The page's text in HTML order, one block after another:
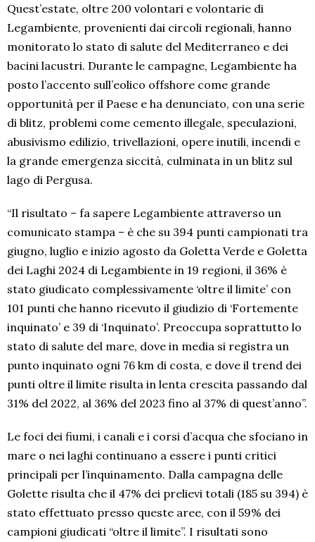
Quest’estate, oltre 200 volontari e volontarie di
Legambiente, provenienti dai circoli regionali, hanno
monitorato lo stato di salute del Mediterraneo e dei
bacini lacustri. Durante le campagne, Legambiente ha
posto l’accento sull’eolico offshore come grande
opportunità per il Paese e ha denunciato, con una serie
di blitz, problemi come cemento illegale, speculazioni,
abusivismo edilizio, trivellazioni, opere inutili, incendi e
la grande emergenza siccità, culminata in un blitz sul
lago di Pergusa.
“Il risultato – fa sapere Legambiente attraverso un
comunicato stampa – è che su 394 punti campionati tra
giugno, luglio e inizio agosto da Goletta Verde e Goletta
dei Laghi 2024 di Legambiente in 19 regioni, il 36% è
stato giudicato complessivamente ‘oltre il limite’ con
101 punti che hanno ricevuto il giudizio di ‘Fortemente
inquinato’ e 39 di ‘Inquinato’. Preoccupa soprattutto lo
stato di salute del mare, dove in media si registra un
punto inquinato ogni 76 km di costa, e dove il trend dei
punti oltre il limite risulta in lenta crescita passando dal
31% del 2022, al 36% del 2023 fino al 37% di quest’anno”.
Le foci dei fiumi, i canali e i corsi d’acqua che sfociano in
mare o nei laghi continuano a essere i punti critici
principali per l’inquinamento. Dalla campagna delle
Golette risulta che il 47% dei prelievi totali (185 su 394) è
stato effettuato presso queste aree, con il 59% dei
campioni giudicati “oltre il limite”. I risultati sono